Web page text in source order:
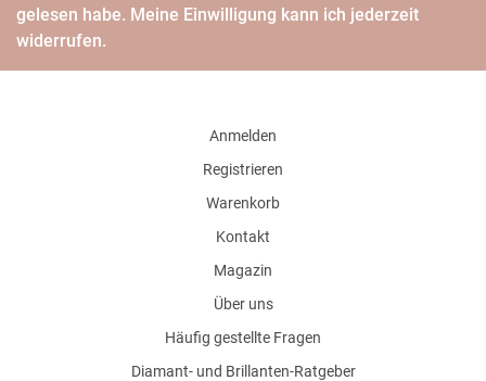
gelesen habe. Meine Einwilligung kann ich jederzeit
widerrufen.
Anmelden
Registrieren
Warenkorb
Kontakt
Magazin
Über uns
Häufig gestellte Fragen
Diamant- und Brillanten-Ratgeber